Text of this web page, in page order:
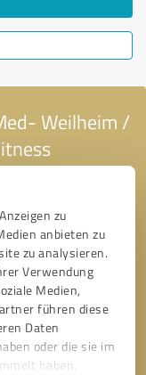
zu
anbieten zu
zu analysieren.
Verwendung
Medien,
führen diese
Daten
oder die sie im
haben.
Weilheim /